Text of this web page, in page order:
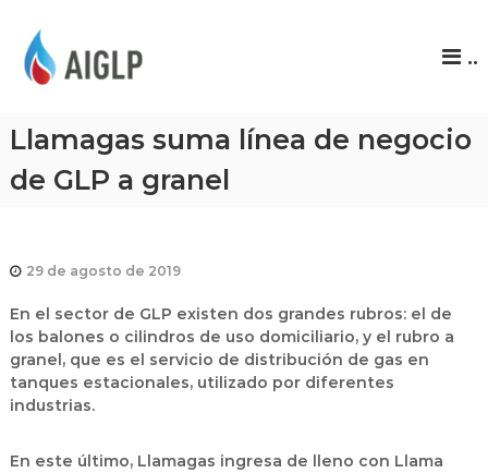
P
..
Llamagas suma línea de negocio
de GLP a granel
29 de agosto de 2019
En el sector de GLP existen dos grandes rubros: el de
los balones o cilindros de uso domiciliario, y el rubro a
granel, que es el servicio de distribución de gas en
tanques estacionales, utilizado por diferentes
industrias.
En este último, Llamagas ingresa de lleno con Llama